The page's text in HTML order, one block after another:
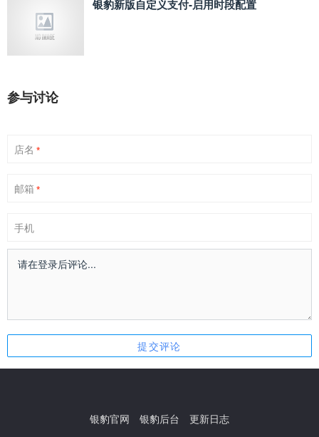
银豹新版自定义支付‑启用时段配置
参与讨论
店名 *
邮箱 *
手机
银豹官网 银豹后台 更新日志